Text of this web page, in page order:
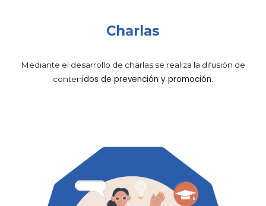
Charlas
Mediante el desarrollo de charlas se realiza la difusión de
contenidos de prevención y promoción.